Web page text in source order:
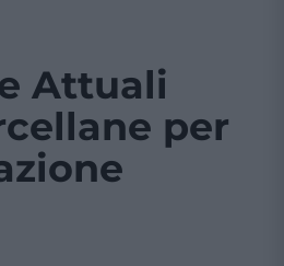
Attuali
per